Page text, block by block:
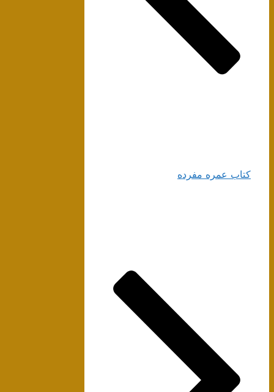
کتاب عمره مفرده